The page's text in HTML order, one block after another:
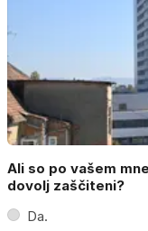
Ali so po vašem
dovolj zaščiteni?
Da.